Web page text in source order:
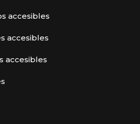
accesibles
accesibles
accesibles